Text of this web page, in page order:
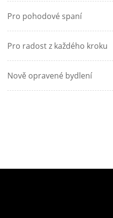
Pro pohodové spaní
Pro radost z každého kroku
Nově opravené bydlení